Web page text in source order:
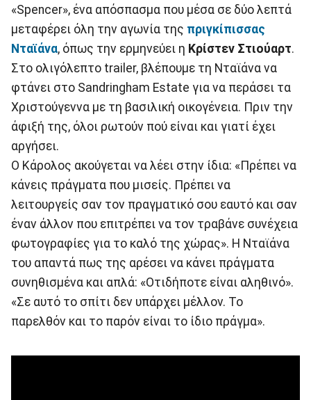
«Spencer», ένα απόσπασμα που μέσα σε δύο λεπτά
μεταφέρει όλη την αγωνία της πριγκίπισσας
Νταϊάνα, όπως την ερμηνεύει η Κρίστεν Στιούαρτ.
Στο ολιγόλεπτο trailer, βλέπουμε τη Νταϊάνα να
φτάνει στο Sandringham Estate για να περάσει τα
Χριστούγεννα με τη βασιλική οικογένεια. Πριν την
άφιξή της, όλοι ρωτούν πού είναι και γιατί έχει
αργήσει.
Ο Κάρολος ακούγεται να λέει στην ίδια: «Πρέπει να
κάνεις πράγματα που μισείς. Πρέπει να
λειτουργείς σαν τον πραγματικό σου εαυτό και σαν
έναν άλλον που επιτρέπει να τον τραβάνε συνέχεια
φωτογραφίες για το καλό της χώρας». Η Νταϊάνα
του απαντά πως της αρέσει να κάνει πράγματα
συνηθισμένα και απλά: «Οτιδήποτε είναι αληθινό».
«Σε αυτό το σπίτι δεν υπάρχει μέλλον. Το
παρελθόν και το παρόν είναι το ίδιο πράγμα».